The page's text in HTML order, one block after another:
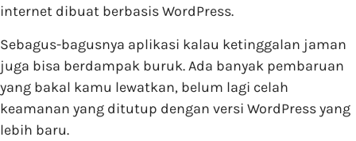
internet dibuat berbasis WordPress.
Sebagus-bagusnya aplikasi kalau ketinggalan jaman
juga bisa berdampak buruk. Ada banyak pembaruan
yang bakal kamu lewatkan, belum lagi celah
keamanan yang ditutup dengan versi WordPress yang
lebih baru.